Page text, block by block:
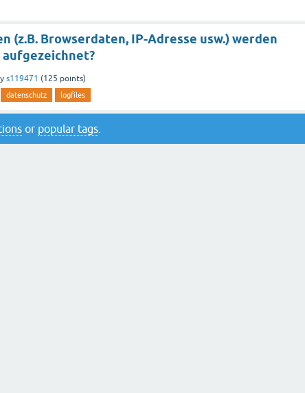
(z.B. Browserdaten, IP-Adresse usw.) werden
aufgezeichnet?
s119471 (125 points)
datenschutz logfiles
or popular tags